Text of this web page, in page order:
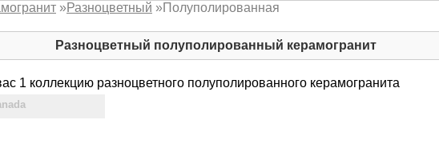
»Разноцветный »Полуполированная
Разноцветный полуполированный керамогранит
1 коллекцию разноцветного полуполированного керамогранита